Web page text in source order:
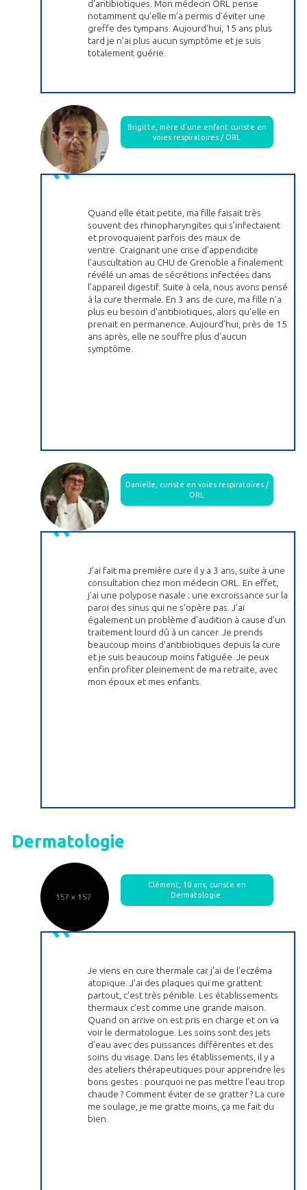
d’antibiotiques. Mon médecin ORL pense
notamment qu’elle m’a permis d’éviter une
greffe des tympans. Aujourd’hui, 15 ans plus
tard je n’ai plus aucun symptôme et je suis
totalement guérie.
Brigitte, mère d’une enfant curiste en
voies respiratoires / ORL
Quand elle était petite, ma fille faisait très
souvent des rhinopharyngites qui s’infectaient
et provoquaient parfois des maux de
ventre. Craignant une crise d’appendicite
l’auscultation au CHU de Grenoble a finalement
révélé un amas de sécrétions infectées dans
l’appareil digestif. Suite à cela, nous avons pensé
à la cure thermale. En 3 ans de cure, ma fille n’a
plus eu besoin d’antibiotiques, alors qu’elle en
prenait en permanence. Aujourd’hui, près de 15
ans après, elle ne souffre plus d’aucun
symptôme.
Danielle, curiste en voies respiratoires /
ORL
J’ai fait ma première cure il y a 3 ans, suite à une
consultation chez mon médecin ORL. En effet,
j’ai une polypose nasale ; une excroissance sur la
paroi des sinus qui ne s’opère pas. J’ai
également un problème d’audition à cause d’un
traitement lourd dû à un cancer. Je prends
beaucoup moins d'antibiotiques depuis la cure
et je suis beaucoup moins fatiguée. Je peux
enfin profiter pleinement de ma retraite, avec
mon époux et mes enfants.
Dermatologie
Clément, 10 ans, curiste en
Dermatologie
Je viens en cure thermale car j’ai de l’eczéma
atopique. J’ai des plaques qui me grattent
partout, c’est très pénible. Les établissements
thermaux c’est comme une grande maison.
Quand on arrive on est pris en charge et on va
voir le dermatologue. Les soins sont des jets
d’eau avec des puissances différentes et des
soins du visage. Dans les établissements, il y a
des ateliers thérapeutiques pour apprendre les
bons gestes : pourquoi ne pas mettre l’eau trop
chaude ? Comment éviter de se gratter ? La cure
me soulage, je me gratte moins, ça me fait du
bien.